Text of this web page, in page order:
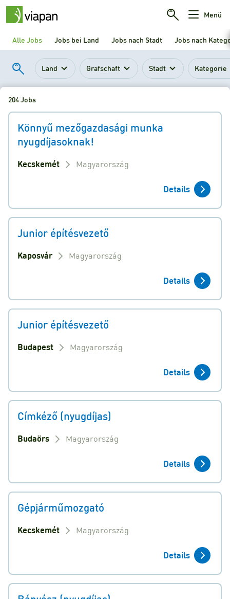
Menü
Alle Jobs Jobs bei Land Jobs nach Stadt Jobs nach
Land Grafschaft Stadt Kategorie
204 Jobs
Könnyű mezőgazdasági munka
nyugdíjasoknak!
Kecskemét Magyarország
Details
Junior építésvezető
Kaposvár Magyarország
Details
Junior építésvezető
Budapest Magyarország
Details
Címkéző (nyugdíjas)
Budaörs Magyarország
Details
Gépjárműmozgató
Kecskemét Magyarország
Details